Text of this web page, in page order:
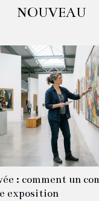
NOUVEAU
: comment un
exposition